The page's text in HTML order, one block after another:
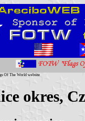
Of The World website
okres,